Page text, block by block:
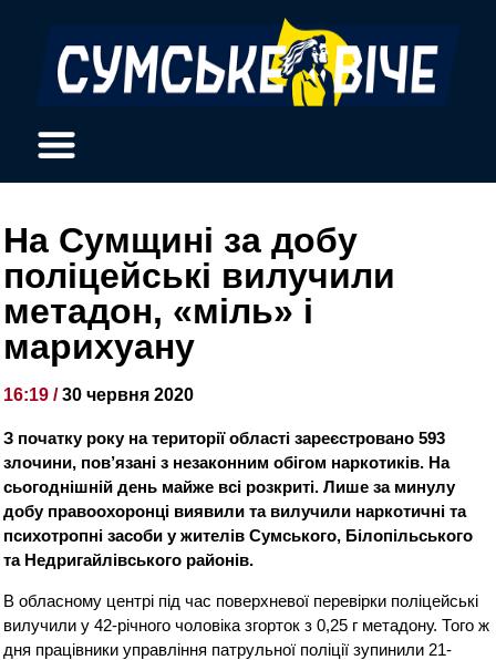
На Сумщині за добу
поліцейські вилучили
метадон, «міль» і
марихуану
16:19 /30 червня 2020
З початку року на території області зареєстровано 593
злочини, пов’язані з незаконним обігом наркотиків. На
сьогоднішній день майже всі розкриті. Лише за минулу
добу правоохоронці виявили та вилучили наркотичні та
психотропні засоби у жителів Сумського, Білопільського
та Недригайлівського районів.
В обласному центрі під час поверхневої перевірки поліцейські
вилучили у 42-річного чоловіка згорток з 0,25 г метадону. Того ж
дня працівники управління патрульної поліції зупинили 21-